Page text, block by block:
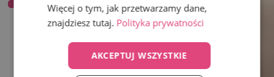
Więcej o tym, jak przetwarzamy dane,
znajdziesz tutaj. Polityka prywatności
AKCEPTUJ WSZYSTKIE